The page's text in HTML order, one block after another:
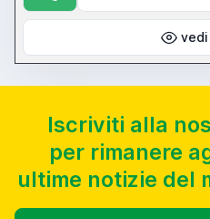
Iscriviti alla
per rimanere
ultime notizie del